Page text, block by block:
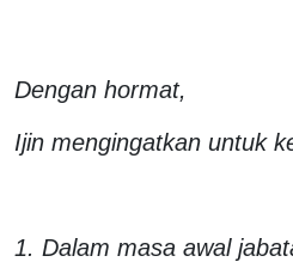
Dengan hormat,
Ijin mengingatkan untuk
1. Dalam masa awal